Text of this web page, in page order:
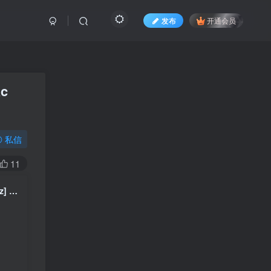
发布 开通会员
私信
11
くるり Quruli – tiny desk concerts JAPAN [2025.09.26] [24Bit/48kHz] [Hi-Res Flac 304MB]